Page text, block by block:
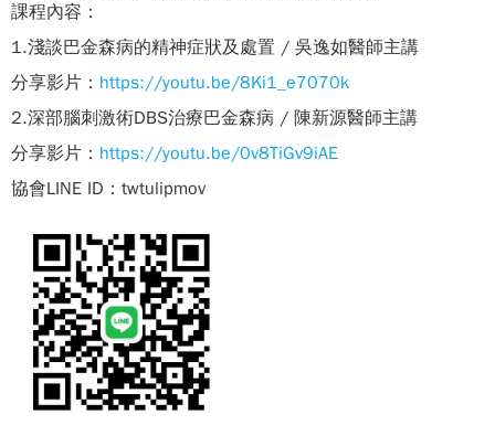
課程內容：
1.淺談巴金森病的精神症狀及處置 / 吳逸如醫師主講
分享影片： https://youtu.be/8Ki1_e7070k
2.深部腦刺激術DBS治療巴金森病 / 陳新源醫師主講
分享影片： https://youtu.be/0v8TiGv9iAE
協會LINE ID：twtulipmov